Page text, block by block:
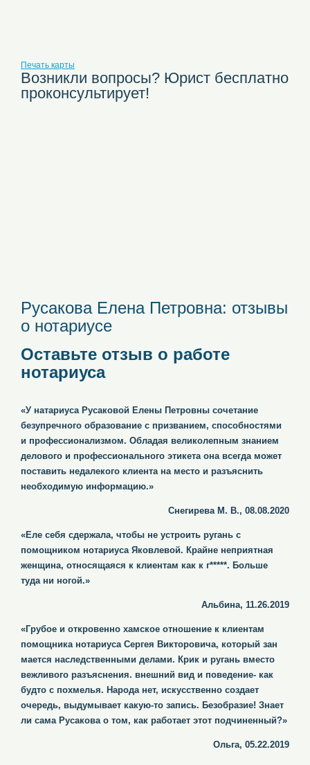
Печать карты
Возникли вопросы? Юрист бесплатно
проконсультирует!
Русакова Елена Петровна: отзывы
о нотариусе
Оставьте отзыв о работе
нотариуса
«У натариуса Русаковой Елены Петровны сочетание
безупречного образование с призванием, способностями
и профессионализмом. Обладая великолепным знанием
делового и профессионального этикета она всегда может
поставить недалекого клиента на место и разъяснить
необходимую информацию.»
Снегирева М. В., 08.08.2020
«Еле себя сдержала, чтобы не устроить ругань с
помощником нотариуса Яковлевой. Крайне неприятная
женщина, относящаяся к клиентам как к г*****. Больше
туда ни ногой.»
Альбина, 11.26.2019
«Грубое и откровенно хамское отношение к клиентам
помощника нотариуса Сергея Викторовича, который зан
мается наследственными делами. Крик и ругань вместо
вежливого разъяснения. внешний вид и поведение- как
будто с похмелья. Народа нет, искусственно создает
очередь, выдумывает какую-то запись. Безобразие! Знает
ли сама Русакова о том, как работает этот подчиненный?»
Ольга, 05.22.2019